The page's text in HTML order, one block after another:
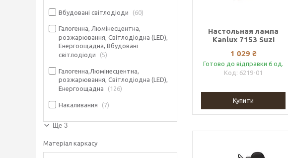
Настольная лампа
Kanlux 7153 Suzi
1 029 ₴
Готово до відправки 6 од.
6219-01
Купити
Вбудовані світлодіоди 60
Галогенна, Люмінесцентна,
розжарювання, Світлодіодна (LED),
Енергоощадна, Вбудовані
світлодіоди
5
Галогенна,Люмінесцентна,
розжарювання, Світлодіодна (LED),
Енергоощадна
126
Накаливания 7
Ще 3
Матеріал каркасу